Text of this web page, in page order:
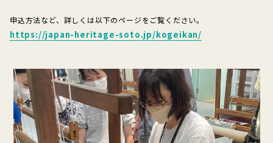
申込方法など、詳しくは以下のページをご覧ください。
https://japan-heritage-soto.jp/kogeikan/